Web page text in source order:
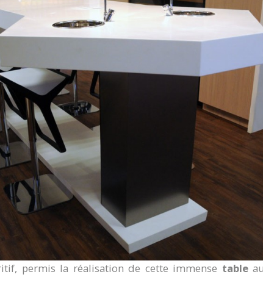
permis la réalisation de cette immense table